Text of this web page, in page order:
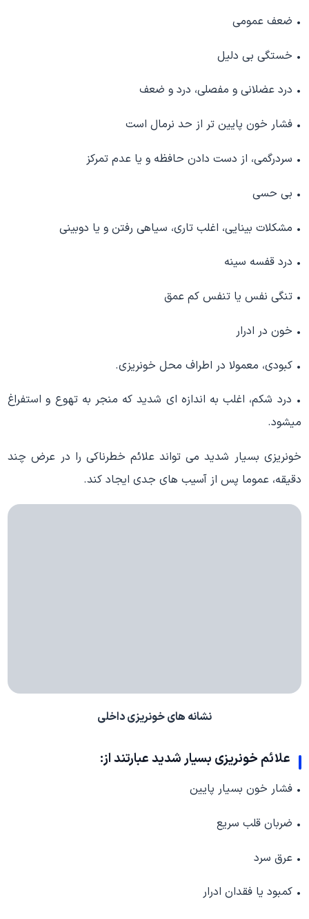
• ضعف عمومی
• خستگی بی دلیل
• درد عضلانی و مفصلی، درد و ضعف
• فشار خون پایین تر از حد نرمال است
• سردرگمی، از دست دادن حافظه و یا عدم تمرکز
• بی حسی
• مشکلات بینایی، اغلب تاری، سیاهی رفتن و یا دوبینی
• درد قفسه سینه
• تنگی نفس یا تنفس کم عمق
• خون در ادرار
• کبودی، معمولا در اطراف محل خونریزی.
• درد شکم، اغلب به اندازه ای شدید که منجر به تهوع و استفراغ
میشود.
خونریزی بسیار شدید می تواند علائم خطرناکی را در عرض چند
دقیقه، عموما پس از آسیب های جدی ایجاد کند.
نشانه های خونریزی داخلی
علائم خونریزی بسیار شدید عبارتند از:
• فشار خون بسیار پایین
• ضربان قلب سریع
• عرق سرد
• کمبود یا فقدان ادرار